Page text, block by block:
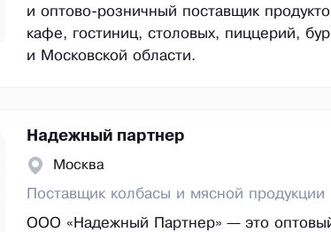
и оптово-розничный поставщик
кафе, гостиниц, столовых, пиццерий,
и Московской области.
Надежный партнер
Москва
Поставщик колбасы и мясной продукции
ООО «Надежный Партнер» — это